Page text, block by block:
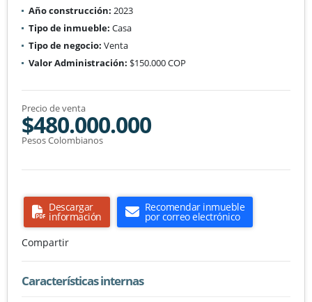
Año construcción: 2023
Tipo de inmueble: Casa
Tipo de negocio: Venta
Valor Administración: $150.000 COP
Precio de venta
$480.000.000
Pesos Colombianos
Descargar
información
Recomendar inmueble
por correo electrónico
Compartir
Características internas